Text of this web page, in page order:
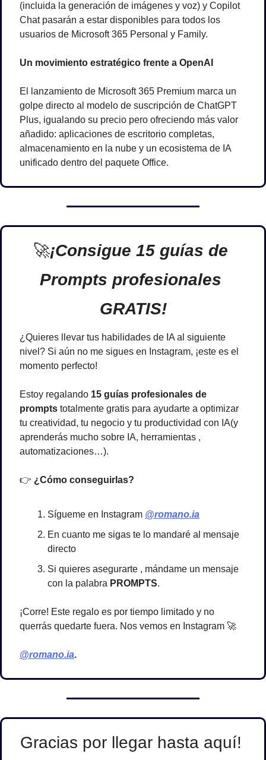
(incluida la generación de imágenes y voz) y Copilot
Chat pasarán a estar disponibles para todos los
usuarios de Microsoft 365 Personal y Family.
Un movimiento estratégico frente a OpenAI
El lanzamiento de Microsoft 365 Premium marca un
golpe directo al modelo de suscripción de ChatGPT
Plus, igualando su precio pero ofreciendo más valor
añadido: aplicaciones de escritorio completas,
almacenamiento en la nube y un ecosistema de IA
unificado dentro del paquete Office.
🚀¡Consigue 15 guías de
Prompts profesionales
GRATIS!
¿Quieres llevar tus habilidades de IA al siguiente
nivel? Si aún no me sigues en Instagram, ¡este es el
momento perfecto!
Estoy regalando 15 guías profesionales de
prompts totalmente gratis para ayudarte a optimizar
tu creatividad, tu negocio y tu productividad con IA(y
aprenderás mucho sobre IA, herramientas ,
automatizaciones…).
👉 ¿Cómo conseguirlas?
Sígueme en Instagram @romano.ia
En cuanto me sigas te lo mandaré al mensaje
directo
Si quieres asegurarte , mándame un mensaje
con la palabra PROMPTS.
¡Corre! Este regalo es por tiempo limitado y no
querrás quedarte fuera. Nos vemos en Instagram 🚀
@romano.ia.
Gracias por llegar hasta aquí!